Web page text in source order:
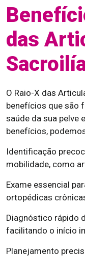
das
O Raio-X das
benefícios que são
saúde da sua pelve
benefícios,
Identificação
mobilidade, como
Exame essencial
ortopédicas
Diagnóstico rápido
facilitando o início
Planejamento